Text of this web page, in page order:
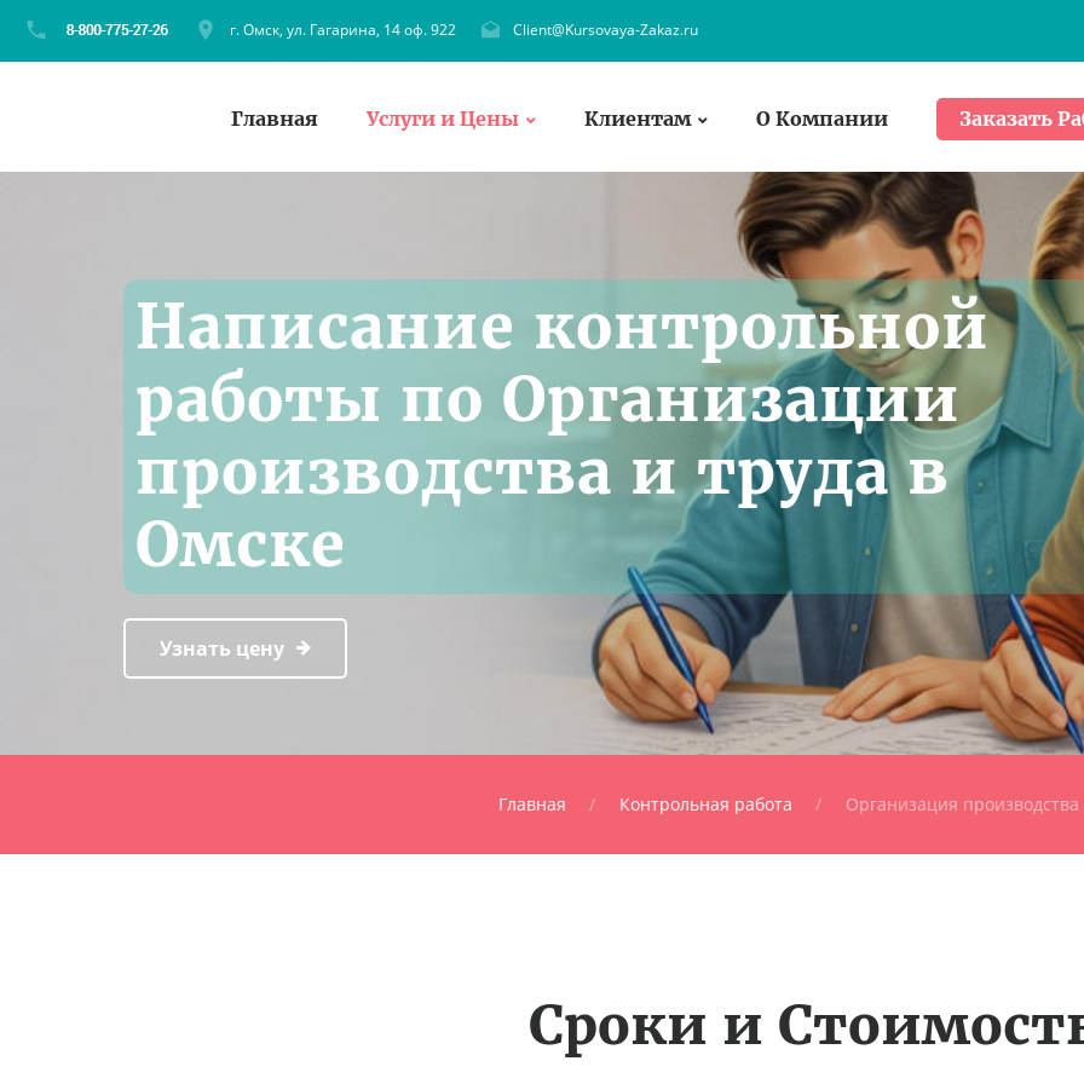
г. Омск, ул. Гагарина, 14 оф. 922 Client@Kursovaya-Zakaz.ru
Главная Услуги и Цены Клиентам О Компании Заказать
Написание контрольной
работы по Организации
производства и труда в
Омске
Узнать цену
Главная Контрольная работа Организация производства
Сроки и